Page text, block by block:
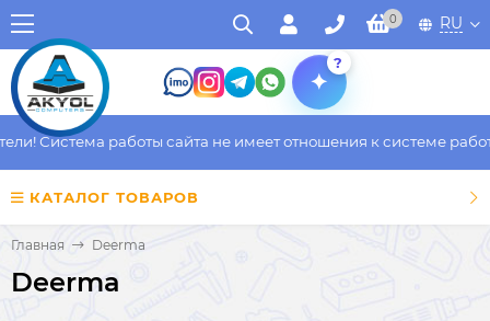
0 RU
?
Система работы сайта не имеет отношения к системе
КАТАЛОГ ТОВАРОВ
Главная Deerma
Deerma